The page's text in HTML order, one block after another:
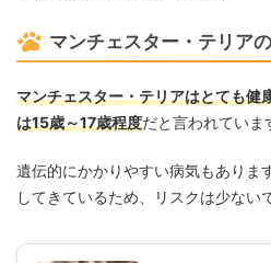
マンチェスター・テリア
マンチェスター・テリアはとても健
は15歳～17歳程度だと言われていま
遺伝的にかかりやすい病気もありま
してきているため、リスクは少ない